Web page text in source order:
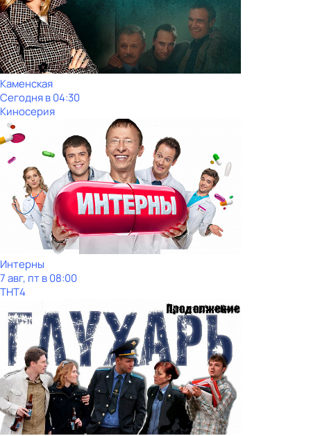
Каменская
Сегодня в 04:30
Киносерия
Интерны
7 авг, пт в 08:00
ТНТ4